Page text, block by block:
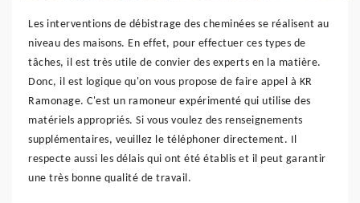
Les interventions de débistrage des cheminées se réalisent au
niveau des maisons. En effet, pour effectuer ces types de
tâches, il est très utile de convier des experts en la matière.
Donc, il est logique qu'on vous propose de faire appel à KR
Ramonage. C'est un ramoneur expérimenté qui utilise des
matériels appropriés. Si vous voulez des renseignements
supplémentaires, veuillez le téléphoner directement. Il
respecte aussi les délais qui ont été établis et il peut garantir
une très bonne qualité de travail.